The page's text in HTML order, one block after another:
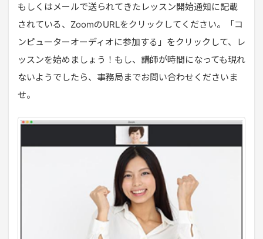
もしくはメールで送られてきたレッスン開始通知に記載
されている、ZoomのURLをクリックしてください。「コ
ンピューターオーディオに参加する」をクリックして、レ
ッスンを始めましょう！もし、講師が時間になっても現れ
ないようでしたら、事務局までお問い合わせくださいま
せ。